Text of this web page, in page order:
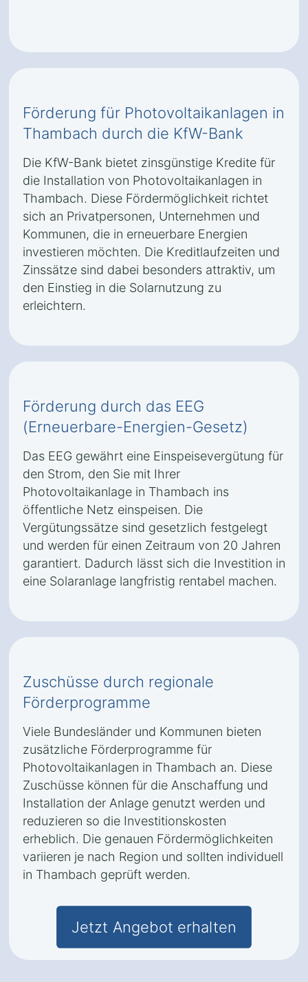
Förderung für Photovoltaikanlagen in
Thambach durch die KfW-Bank
Die KfW-Bank bietet zinsgünstige Kredite für
die Installation von Photovoltaikanlagen in
Thambach. Diese Fördermöglichkeit richtet
sich an Privatpersonen, Unternehmen und
Kommunen, die in erneuerbare Energien
investieren möchten. Die Kreditlaufzeiten und
Zinssätze sind dabei besonders attraktiv, um
den Einstieg in die Solarnutzung zu
erleichtern.
Förderung durch das EEG
(Erneuerbare-Energien-Gesetz)
Das EEG gewährt eine Einspeisevergütung für
den Strom, den Sie mit Ihrer
Photovoltaikanlage in Thambach ins
öffentliche Netz einspeisen. Die
Vergütungssätze sind gesetzlich festgelegt
und werden für einen Zeitraum von 20 Jahren
garantiert. Dadurch lässt sich die Investition in
eine Solaranlage langfristig rentabel machen.
Zuschüsse durch regionale
Förderprogramme
Viele Bundesländer und Kommunen bieten
zusätzliche Förderprogramme für
Photovoltaikanlagen in Thambach an. Diese
Zuschüsse können für die Anschaffung und
Installation der Anlage genutzt werden und
reduzieren so die Investitionskosten
erheblich. Die genauen Fördermöglichkeiten
variieren je nach Region und sollten individuell
in Thambach geprüft werden.
Jetzt Angebot erhalten